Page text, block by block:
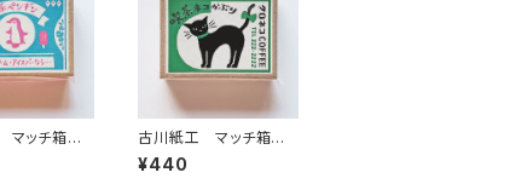
ッチ箱メ
ギン メ
古川紙工 マッチ箱メ
モ 喫茶ネコかぶりク
ロネコ メモ紙LM321
¥440